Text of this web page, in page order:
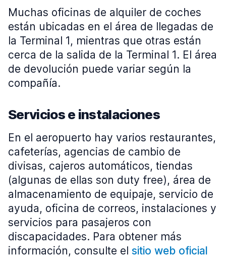
Muchas oficinas de alquiler de coches
están ubicadas en el área de llegadas de
la Terminal 1, mientras que otras están
cerca de la salida de la Terminal 1. El área
de devolución puede variar según la
compañía.
Servicios e instalaciones
En el aeropuerto hay varios restaurantes,
cafeterías, agencias de cambio de
divisas, cajeros automáticos, tiendas
(algunas de ellas son duty free), área de
almacenamiento de equipaje, servicio de
ayuda, oficina de correos, instalaciones y
servicios para pasajeros con
discapacidades. Para obtener más
información, consulte el sitio web oficial